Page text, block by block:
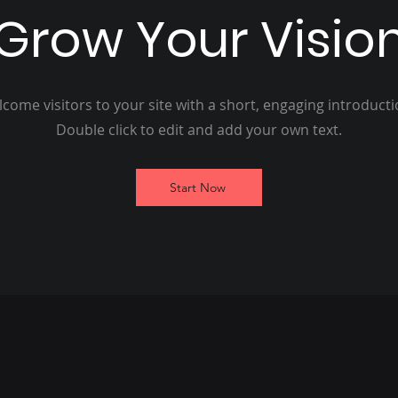
Your
visitors to your site with a short, engaging
Double click to edit and add your own text.
Start Now